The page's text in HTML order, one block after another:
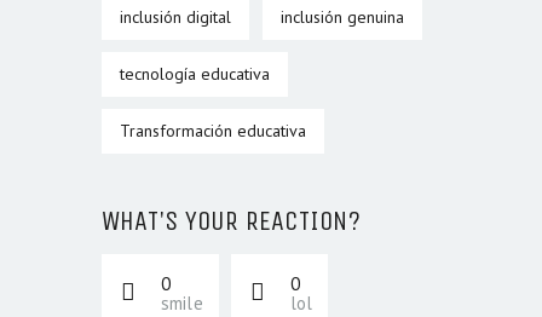
inclusión digital inclusión genuina
tecnología educativa
Transformación educativa
WHAT'S YOUR REACTION?
0
smile
0
lol